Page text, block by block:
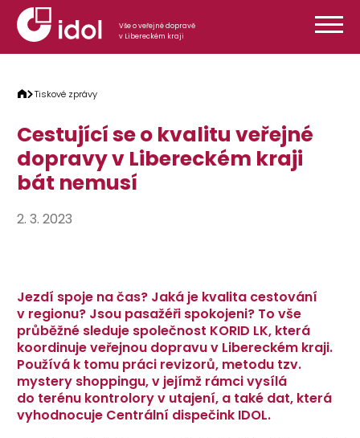
Přeskočit na obsah
Vše o veřejné dopravě
v Libereckém kraji
Tiskové zprávy
Cestující se o kvalitu veřejné
dopravy v Libereckém kraji
bát nemusí
2. 3. 2023
Jezdí spoje na čas? Jaká je kvalita cestování
v regionu? Jsou pasažéři spokojeni? To vše
průběžné sleduje společnost KORID LK, která
koordinuje veřejnou dopravu v Libereckém kraji.
Používá k tomu práci revizorů, metodu tzv.
mystery shoppingu, v jejímž rámci vysílá
do terénu kontrolory v utajení, a také dat, která
vyhodnocuje Centrální dispečink IDOL.